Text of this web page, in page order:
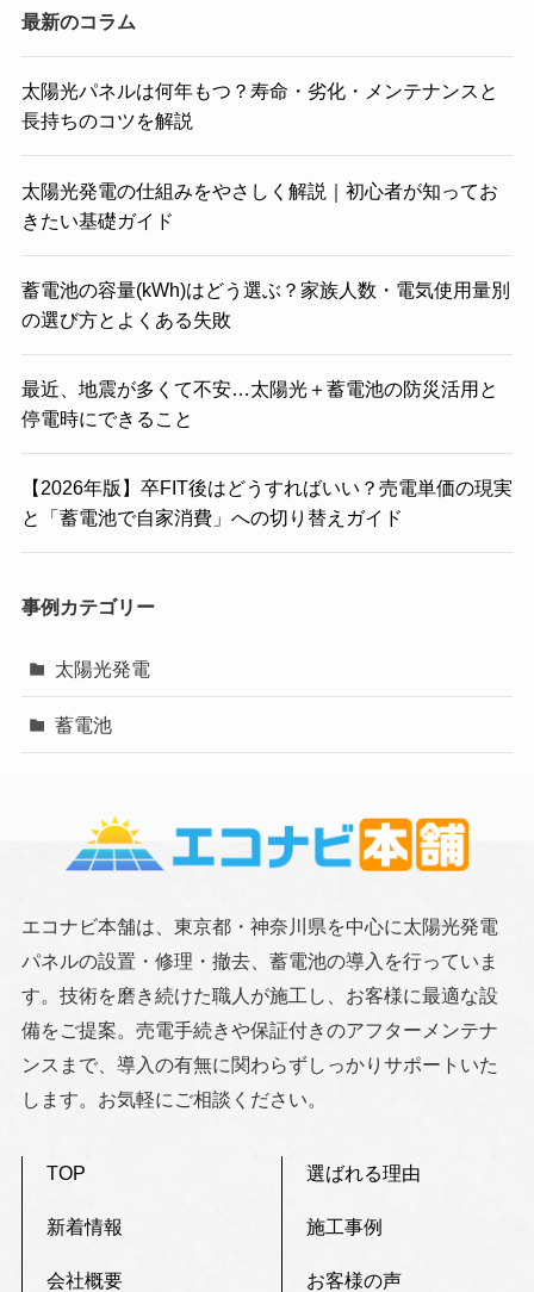
最新のコラム
太陽光パネルは何年もつ？寿命・劣化・メンテナンスと
長持ちのコツを解説
太陽光発電の仕組みをやさしく解説｜初心者が知ってお
きたい基礎ガイド
蓄電池の容量(kWh)はどう選ぶ？家族人数・電気使用量別
の選び方とよくある失敗
最近、地震が多くて不安…太陽光＋蓄電池の防災活用と
停電時にできること
【2026年版】卒FIT後はどうすればいい？売電単価の現実
と「蓄電池で自家消費」への切り替えガイド
事例カテゴリー
太陽光発電
蓄電池
エコナビ本舗は、東京都・神奈川県を中心に太陽光発電
パネルの設置・修理・撤去、蓄電池の導入を行っていま
す。技術を磨き続けた職人が施工し、お客様に最適な設
備をご提案。売電手続きや保証付きのアフターメンテナ
ンスまで、導入の有無に関わらずしっかりサポートいた
します。お気軽にご相談ください。
TOP
新着情報
会社概要
選ばれる理由
施工事例
お客様の声